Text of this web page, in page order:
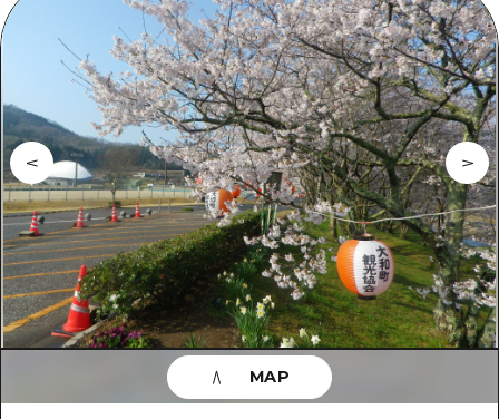
特輯
列表
推薦
藝術
活動·廟會
美食·酒水
騎自行車
購物
運動
推薦行程
列表
Dive! Hiroshima 官方向導
廣島隨意旅行
廣島市內
安芸
答對了
景點
列表
廣島市內
安芸
答對了
美北
活動
即時訊息
有用的信息
列表
MAP